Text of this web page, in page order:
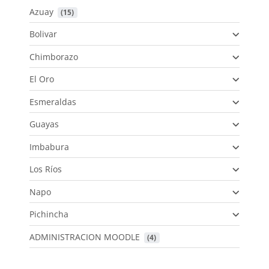
Azuay (15)
Bolivar
Chimborazo
El Oro
Esmeraldas
Guayas
Imbabura
Los Ríos
Napo
Pichincha
ADMINISTRACION MOODLE
(4)